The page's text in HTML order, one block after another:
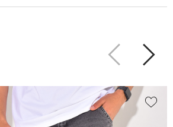
Précédent